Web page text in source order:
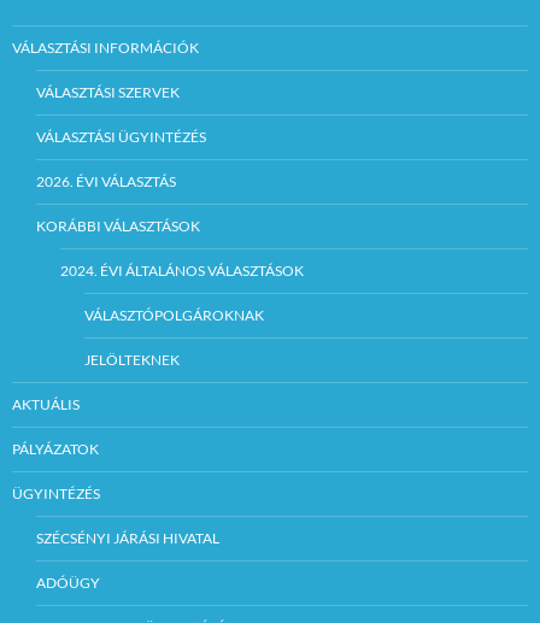
VÁLASZTÁSI INFORMÁCIÓK
VÁLASZTÁSI SZERVEK
VÁLASZTÁSI ÜGYINTÉZÉS
2026. ÉVI VÁLASZTÁS
KORÁBBI VÁLASZTÁSOK
2024. ÉVI ÁLTALÁNOS VÁLASZTÁSOK
VÁLASZTÓPOLGÁROKNAK
JELÖLTEKNEK
AKTUÁLIS
PÁLYÁZATOK
ÜGYINTÉZÉS
SZÉCSÉNYI JÁRÁSI HIVATAL
ADÓÜGY